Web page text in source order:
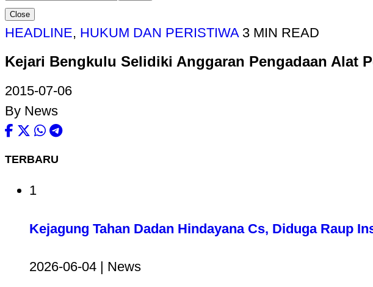
Close
HEADLINE, HUKUM DAN PERISTIWA 3 MIN READ
Kejari Bengkulu Selidiki Anggaran Pengadaan Alat
2015-07-06
By News
TERBARU
1
Kejagung Tahan Dadan Hindayana Cs, Diduga Raup
2026-06-04 | News